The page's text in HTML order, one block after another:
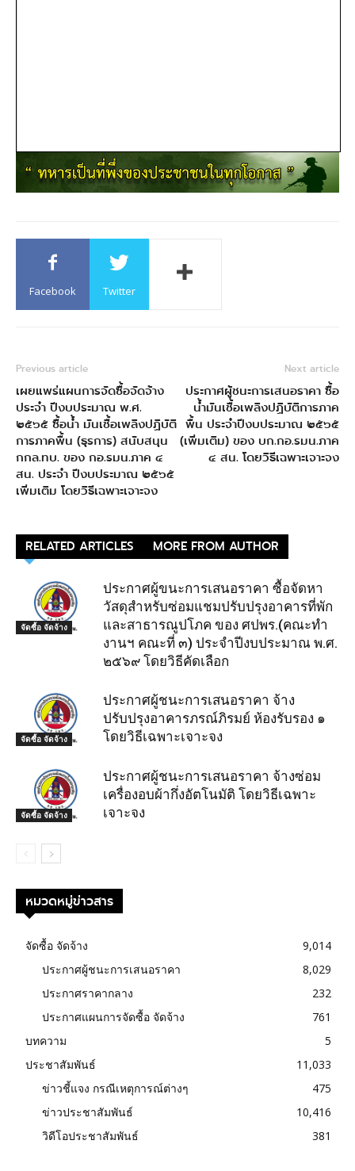
Facebook Twitter
Previous article
เผยแพร่แผนการจัดซื้อจัดจ้าง
ประจำ ปีงบประมาณ พ.ศ.
๒๕๖๕ ซื้อน้ำ มันเชื้อเพลิงปฏิบัติ
การภาคพื้น (ธุรการ) สนับสนุน
กกล.ทบ. ของ กอ.รมน.ภาค ๔
สน. ประจำ ปีงบประมาณ ๒๕๖๕
เพิ่มเติม โดยวิธีเฉพาะเจาะจง
Next article
ประกาศผู้ชนะการเสนอราคา ซื้อ
น้ำมันเชื้อเพลิงปฏิบัติการภาค
พื้น ประจำปีงบประมาณ ๒๕๖๕
(เพิ่มเติม) ของ บก.กอ.รมน.ภาค
๔ สน. โดยวิธีเฉพาะเจาะจง
RELATED ARTICLES MORE FROM AUTHOR
จัดซื้อ จัดจ้าง
ประกาศผู้ขนะการเสนอราคา ซื้อจัดหา
วัสดุสำหรับซ่อมแชมปรับปรุงอาคารที่พัก
และสาธารณูปโภค ของ ศปพร.(คณะทำ
งานฯ คณะที่ ๓) ประจำปีงบประมาณ พ.ศ.
๒๕๖๙ โดยวิธีคัดเลือก
จัดซื้อ จัดจ้าง
ประกาศผู้ชนะการเสนอราคา จ้าง
ปรับปรุงอาคารภรณ์ภิรมย์ ห้องรับรอง ๑
โดยวิธีเฉพาะเจาะจง
จัดซื้อ จัดจ้าง
ประกาศผู้ชนะการเสนอราคา จ้างซ่อม
เครื่องอบผ้ากึ่งอัตโนมัติ โดยวิธีเฉพาะ
เจาะจง
หมวดหมู่ข่าวสาร
จัดซื้อ จัดจ้าง
9,014
ประกาศผู้ชนะการเสนอราคา
8,029
ประกาศราคากลาง
232
ประกาศแผนการจัดซื้อ จัดจ้าง
761
บทความ
5
ประชาสัมพันธ์
11,033
ข่าวชี้แจง กรณีเหตุการณ์ต่างๆ
475
ข่าวประชาสัมพันธ์
10,416
วิดีโอประชาสัมพันธ์
381